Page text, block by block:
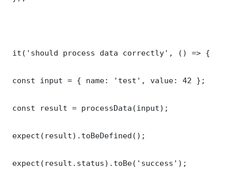
it('should process data correctly', () => {
const input = { name: 'test', value: 42 };
const result = processData(input);
expect(result).toBeDefined();
expect(result.status).toBe('success');